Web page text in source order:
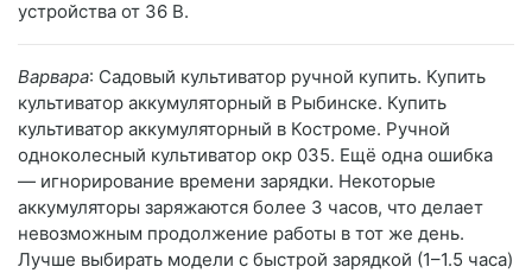
устройства от 36 В.
Варвара: Садовый культиватор ручной купить. Купить
культиватор аккумуляторный в Рыбинске. Купить
культиватор аккумуляторный в Костроме. Ручной
одноколесный культиватор окр 035. Ещё одна ошибка
— игнорирование времени зарядки. Некоторые
аккумуляторы заряжаются более 3 часов, что делает
невозможным продолжение работы в тот же день.
Лучше выбирать модели с быстрой зарядкой (1–1.5 часа)